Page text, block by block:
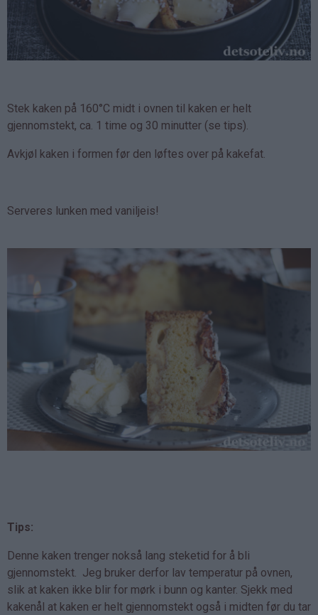
Stek kaken på 160°C midt i ovnen til kaken er helt
gjennomstekt, ca. 1 time og 30 minutter (se tips).
Avkjøl kaken i formen før den løftes over på kakefat.
Serveres lunken med vaniljeis!
Tips:
Denne kaken trenger nokså lang steketid for å bli
gjennomstekt. Jeg bruker derfor lav temperatur på ovnen,
slik at kaken ikke blir for mørk i bunn og kanter. Sjekk med
kakenål at kaken er helt gjennomstekt også i midten før du tar